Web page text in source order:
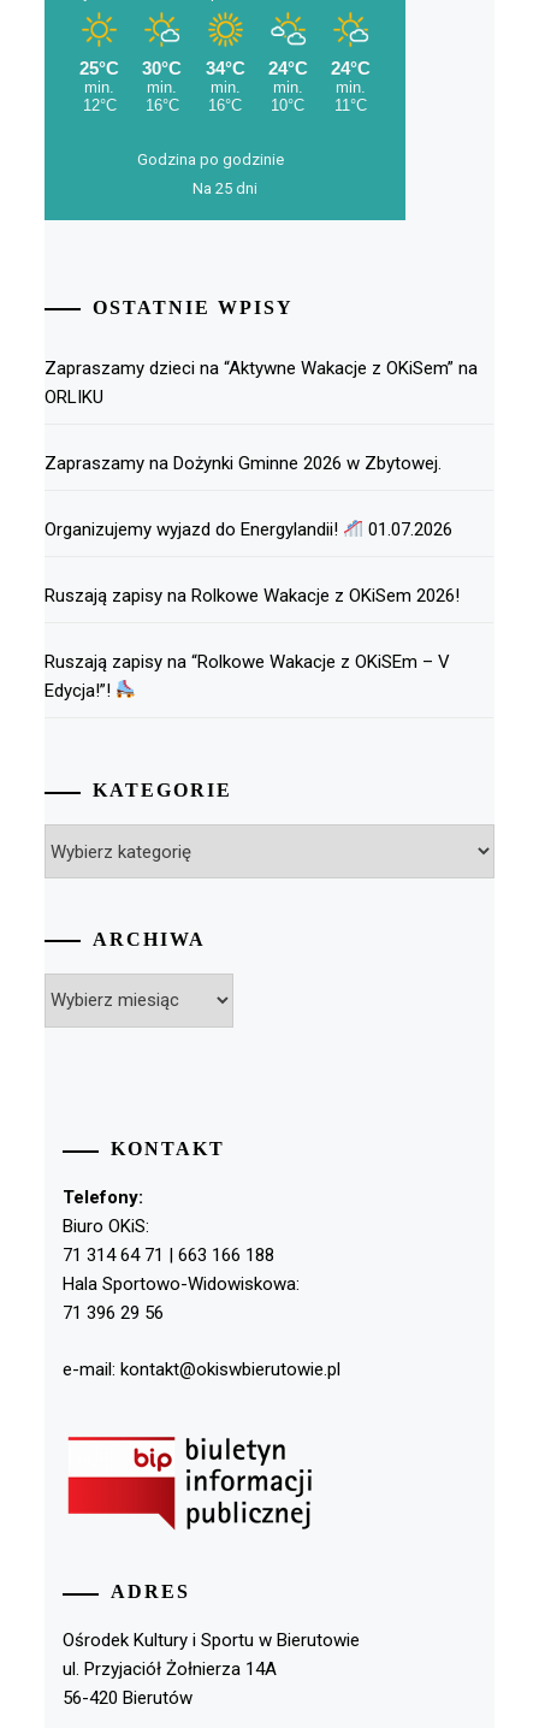
Godzina po godzinie
Na 25 dni
OSTATNIE WPISY
Zapraszamy dzieci na “Aktywne Wakacje z OKiSem” na
ORLIKU
Zapraszamy na Dożynki Gminne 2026 w Zbytowej.
Organizujemy wyjazd do Energylandii! 01.07.2026
Ruszają zapisy na Rolkowe Wakacje z OKiSem 2026!
Ruszają zapisy na “Rolkowe Wakacje z OKiSEm – V
Edycja!”!
KATEGORIE
ARCHIWA
KONTAKT
Telefony:
Biuro OKiS:
71 314 64 71 | 663 166 188
Hala Sportowo-Widowiskowa:
71 396 29 56
e-mail: kontakt@okiswbierutowie.pl
ADRES
Ośrodek Kultury i Sportu w Bierutowie
ul. Przyjaciół Żołnierza 14A
56-420 Bierutów